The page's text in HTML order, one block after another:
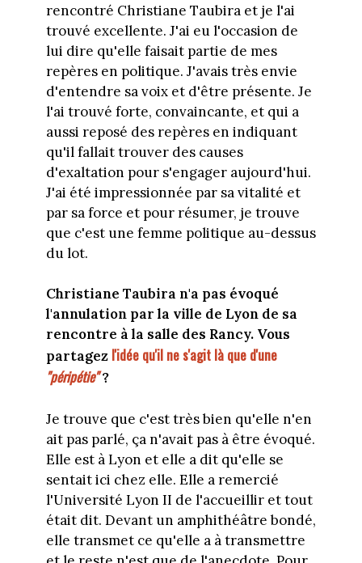
rencontré Christiane Taubira et je l'ai
trouvé excellente. J'ai eu l'occasion de
lui dire qu'elle faisait partie de mes
repères en politique. J'avais très envie
d'entendre sa voix et d'être présente. Je
l'ai trouvé forte, convaincante, et qui a
aussi reposé des repères en indiquant
qu'il fallait trouver des causes
d'exaltation pour s'engager aujourd'hui.
J'ai été impressionnée par sa vitalité et
par sa force et pour résumer, je trouve
que c'est une femme politique au-dessus
du lot.
Christiane Taubira n'a pas évoqué
l'annulation par la ville de Lyon de sa
rencontre à la salle des Rancy. Vous
partagezl'idée qu'il ne s'agit là que d'une
"péripétie"?
Je trouve que c'est très bien qu'elle n'en
ait pas parlé, ça n'avait pas à être évoqué.
Elle est à Lyon et elle a dit qu'elle se
sentait ici chez elle. Elle a remercié
l'Université Lyon II de l'accueillir et tout
était dit. Devant un amphithéâtre bondé,
elle transmet ce qu'elle a à transmettre